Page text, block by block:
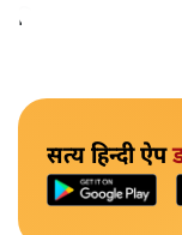
किया जाएगा।
सत्य हिन्दी ऐप